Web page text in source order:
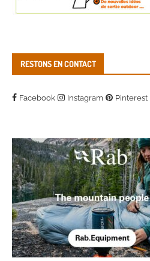
RESTONS EN CONTACT
Facebook Instagram Pinterest